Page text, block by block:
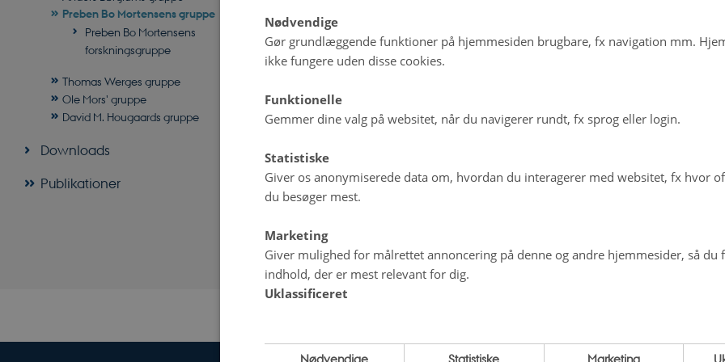
Preben Bo Mortensens gruppe
Preben Bo Mortensens
forskningsgruppe
Thomas Werges gruppe
Ole Mors' gruppe
David M. Hougaards gruppe
Downloads
Publikationer
Hvis du vil vide mere om iPSYCH og Preben Bo Mortensens forskningsgruppe, så kan du
Mortensen
: M: 28 99 25 20 - pbm@econ.au.dk
Revideret 21.08.2025-iPSYCH
Nødvendige
Gør grundlæggende funktioner på hjemmesiden brugbare, fx navigation mm.
ikke fungere uden disse cookies.
Funktionelle
Gemmer dine valg på websitet, når du navigerer rundt, fx sprog eller login.
Statistiske
Giver os anonymiserede data om, hvordan du interagerer med websitet, fx hvor
du besøger mest.
Marketing
Giver mulighed for målrettet annoncering på denne og andre hjemmesider, så du
indhold, der er mest relevant for dig.
Uklassificeret
Nødvendige Statistiske Marketing